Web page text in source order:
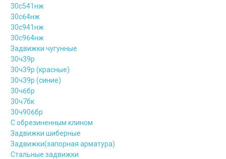
30с541нж
30с64нж
30с941нж
30с964нж
Задвижки чугунные
30ч39р
30ч39р (красные)
30ч39р (синие)
30ч6бр
30ч7бк
30ч906бр
С обрезиненным клином
Задвижки шиберные
Задвижки(запорная арматура)
Стальные задвижки